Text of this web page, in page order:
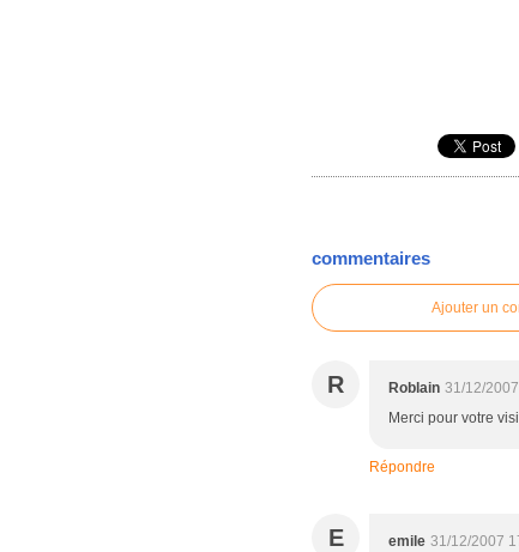
commentaires
Ajouter un
R Roblain 31/12/
Merci pour votre
Répondre
E emile 31/12/2007